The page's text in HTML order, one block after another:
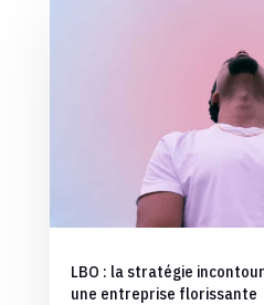
LBO : la stratégie
une entreprise florissante